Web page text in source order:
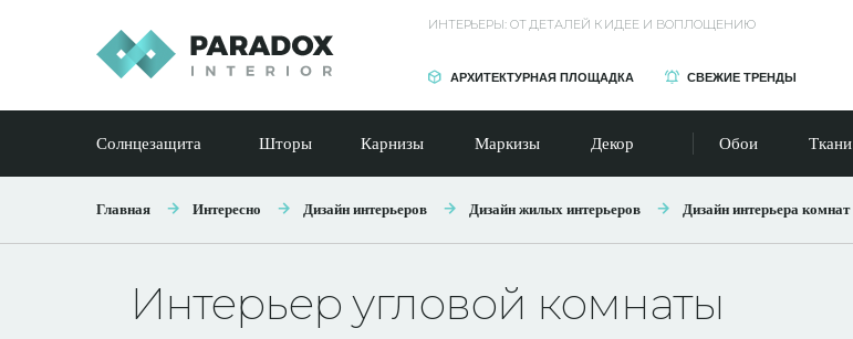
ИНТЕРЬЕРЫ: ОТ ДЕТАЛЕЙ К ИДЕЕ И ВОПЛОЩЕНИЮ
АРХИТЕКТУРНАЯ ПЛОЩАДКА СВЕЖИЕ ТРЕНДЫ
Солнцезащита Шторы Карнизы Маркизы Декор Обои Ткани
Главная Интересно Дизайн интерьеров Дизайн жилых интерьеров Дизайн интерьера комнат
Интерьер угловой комнаты